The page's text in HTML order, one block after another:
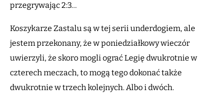
przegrywając 2:3…
Koszykarze Zastalu są w tej serii underdogiem, ale
jestem przekonany, że w poniedziałkowy wieczór
uwierzyli, że skoro mogli ograć Legię dwukrotnie w
czterech meczach, to mogą tego dokonać także
dwukrotnie w trzech kolejnych. Albo i dwóch.